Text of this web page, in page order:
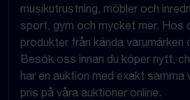
musikutrustning, möbler och
sport, gym och mycket mer. Hos
produkter från kända varumärken
Besök oss innan du köper nytt,
har en auktion med exakt
pris på våra auktioner online.